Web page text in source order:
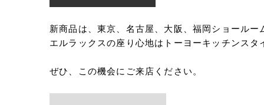
新商品は、東京、名古屋、大阪、福岡ショールー
エルラックスの座り心地はトーヨーキッチンス
ぜひ、この機会にご来店ください。